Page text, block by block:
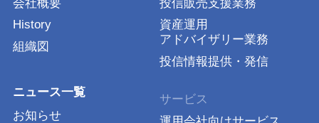
会社概要
History
組織図
投信販売支援業務
資産運用
アドバイザリー業務
投信情報提供・発信
ニュース一覧
お知らせ
サービス